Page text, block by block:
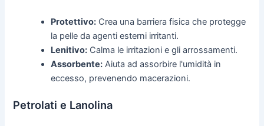
Protettivo: Crea una barriera fisica che protegge
la pelle da agenti esterni irritanti.
Lenitivo: Calma le irritazioni e gli arrossamenti.
Assorbente: Aiuta ad assorbire l'umidità in
eccesso, prevenendo macerazioni.
Petrolati e Lanolina